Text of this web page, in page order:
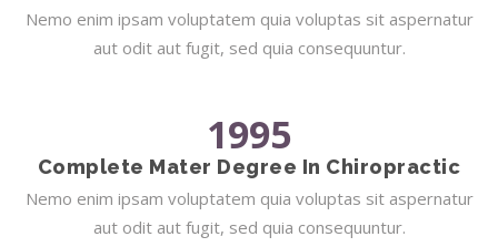
Nemo enim ipsam voluptatem quia voluptas sit aspernatur
aut odit aut fugit, sed quia consequuntur.
1995
Complete Mater Degree In Chiropractic
Nemo enim ipsam voluptatem quia voluptas sit aspernatur
aut odit aut fugit, sed quia consequuntur.